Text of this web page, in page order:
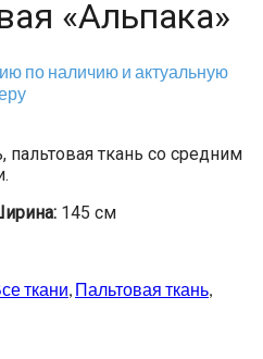
«Альпака»
по наличию и актуальную
пальтовая ткань со средним
145 см
ткани, Пальтовая ткань,